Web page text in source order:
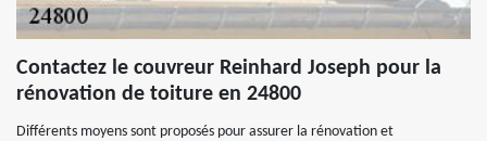
Contactez le couvreur Reinhard Joseph pour la
rénovation de toiture en 24800
Différents moyens sont proposés pour assurer la rénovation et